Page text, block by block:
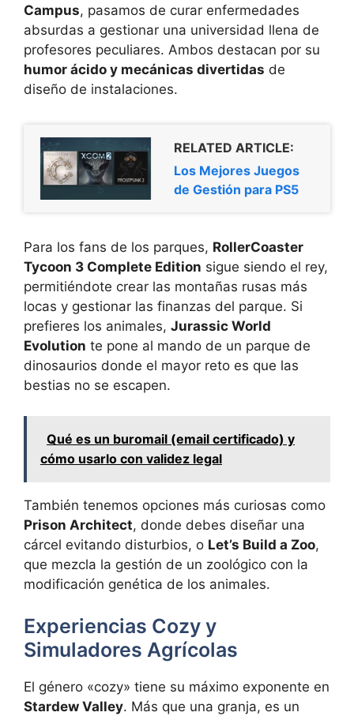
Campus, pasamos de curar enfermedades
absurdas a gestionar una universidad llena de
profesores peculiares. Ambos destacan por su
humor ácido y mecánicas divertidas de
diseño de instalaciones.
RELATED ARTICLE:
Los Mejores Juegos
de Gestión para PS5
Para los fans de los parques, RollerCoaster
Tycoon 3 Complete Edition sigue siendo el rey,
permitiéndote crear las montañas rusas más
locas y gestionar las finanzas del parque. Si
prefieres los animales, Jurassic World
Evolution te pone al mando de un parque de
dinosaurios donde el mayor reto es que las
bestias no se escapen.
Qué es un buromail (email certificado) y
cómo usarlo con validez legal
También tenemos opciones más curiosas como
Prison Architect, donde debes diseñar una
cárcel evitando disturbios, o Let’s Build a Zoo,
que mezcla la gestión de un zoológico con la
modificación genética de los animales.
Experiencias Cozy y
Simuladores Agrícolas
El género «cozy» tiene su máximo exponente en
Stardew Valley. Más que una granja, es un